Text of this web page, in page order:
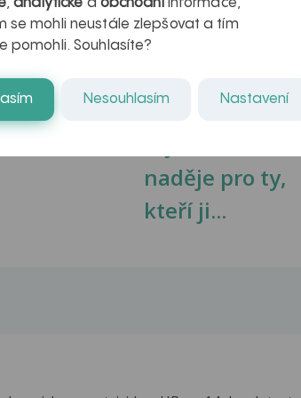
v datech a
léčba
naděje pro ty,
kteří ji...
,analytické a obchodníinformace,
se mohli neustále zlepšovat a tím
pomohli. Souhlasíte?
Nesouhlasím Nastavení